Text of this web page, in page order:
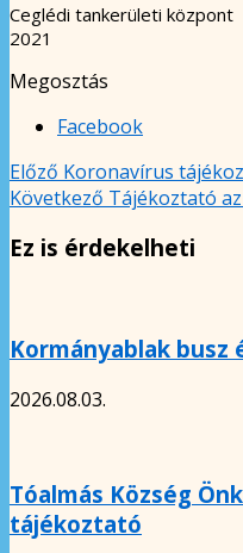
Ceglédi tankerületi központ
2021
Megosztás
Facebook
Előző Koronavírus
Következő Tájékoztató
Ez is érdekelheti
Kormányablak busz
2026.08.03.
Tóalmás Község
tájékoztató